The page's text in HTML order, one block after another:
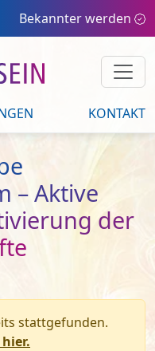
Bekannter werden
KONTAKT
– Aktive
der
stattgefunden.